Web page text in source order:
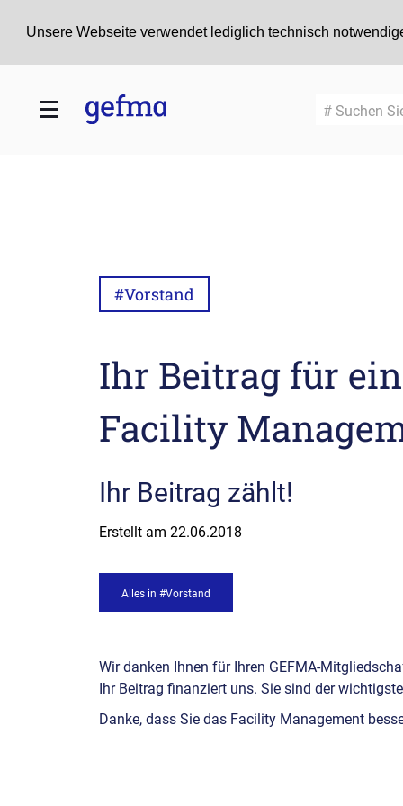
Unsere Webseite verwendet lediglich technisch
# Suchen
#Vorstand
Ihr Beitrag für
Facility
Ihr Beitrag zählt!
Erstellt am 22.06.2018
Alles in #Vorstand
Wir danken Ihnen für Ihren GEFMA-
Ihr Beitrag finanziert uns. Sie sind der
Danke, dass Sie das Facility Management